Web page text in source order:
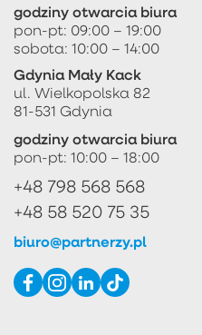
godziny otwarcia biura
pon-pt: 09:00 – 19:00
sobota: 10:00 – 14:00
Gdynia Mały Kack
ul. Wielkopolska 82
81-531 Gdynia
godziny otwarcia biura
pon-pt: 10:00 – 18:00
+48 798 568 568
+48 58 520 75 35
biuro@partnerzy.pl